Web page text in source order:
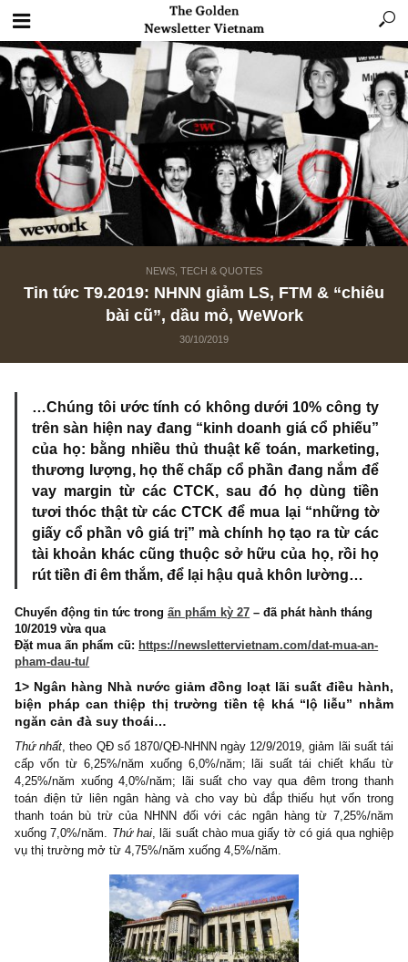
NEWS, TECH & QUOTES
Tin tức T9.2019: NHNN giảm LS, FTM &
…Chúng tôi ước tính có không dưới 10% công
trên sàn hiện nay đang “kinh doanh giá cổ
của họ: bằng nhiều thủ thuật kế toán,
thương lượng, họ thế chấp cổ phần đang nắm
vay margin từ các CTCK, sau đó họ dùng
tươi thóc thật từ các CTCK để mua lại “những
tài khoản khác cũng thuộc sở hữu của họ, rồi
rút tiền đi êm thắm, để lại hậu quả khôn lường…
Chuyển động tin tức trongấn phẩm kỳ 27– đã phát hành
10/2019 vừa qua
Đặt mua ấn phẩm cũ:
1> Ngân hàng Nhà nước giảm đồng loạt lãi suất điều
biện pháp can thiệp thị trường tiền tệ khá “lộ liễu”
ngăn cản đà suy thoái…
Thứ nhất, theo QĐ số 1870/QĐ-NHNN ngày 12/9/2019, giảm lãi
cấp vốn từ 6,25%/năm xuống 6,0%/năm; lãi suất tái chiết
toán điện tử liên ngân hàng và cho vay bù đắp thiếu hụt vốn
thanh toán bù trừ của NHNN đối với các ngân hàng từ
xuống 7,0%/năm.Thứ hai, lãi suất chào mua giấy tờ có giá qua
vụ thị trường mở từ 4,75%/năm xuống 4,5%/năm.